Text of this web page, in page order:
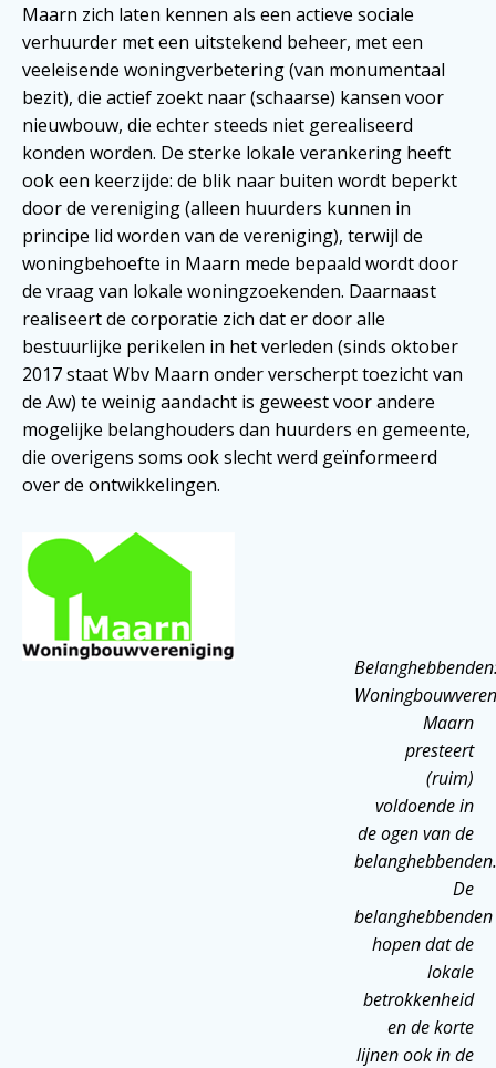
Maarn zich laten kennen als een actieve sociale
verhuurder met een uitstekend beheer, met een
veeleisende woningverbetering (van monumentaal
bezit), die actief zoekt naar (schaarse) kansen voor
nieuwbouw, die echter steeds niet gerealiseerd
konden worden. De sterke lokale verankering heeft
ook een keerzijde: de blik naar buiten wordt beperkt
door de vereniging (alleen huurders kunnen in
principe lid worden van de vereniging), terwijl de
woningbehoefte in Maarn mede bepaald wordt door
de vraag van lokale woningzoekenden. Daarnaast
realiseert de corporatie zich dat er door alle
bestuurlijke perikelen in het verleden (sinds oktober
2017 staat Wbv Maarn onder verscherpt toezicht van
de Aw) te weinig aandacht is geweest voor andere
mogelijke belanghouders dan huurders en gemeente,
die overigens soms ook slecht werd geïnformeerd
over de ontwikkelingen.
Maarn
presteert
(ruim)
voldoende in
de ogen van de
belanghebbenden.
De
belanghebbenden
hopen dat de
lokale
betrokkenheid
en de korte
lijnen ook in de